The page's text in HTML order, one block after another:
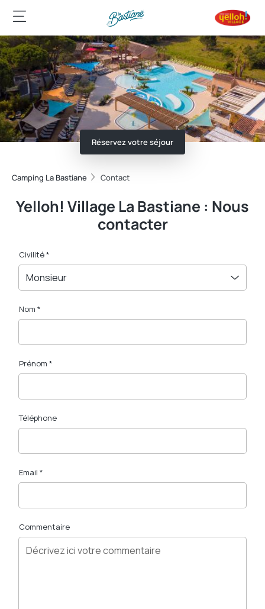
Réservez votre séjour
Camping La Bastiane Contact
Yelloh! Village La Bastiane : Nous
contacter
Civilité *
Monsieur
Nom *
Prénom *
Téléphone
Email *
Commentaire